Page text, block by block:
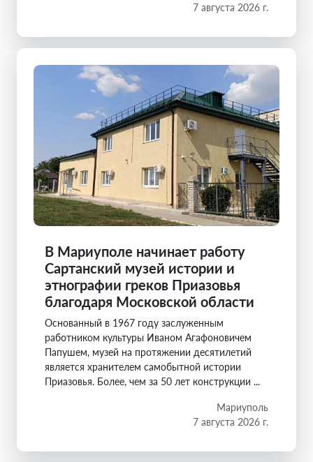
7 августа 2026 г.
В Мариуполе начинает работу
Сартанский музей истории и
этнографии греков Приазовья
благодаря Московской области
Основанный в 1967 году заслуженным
работником культуры Иваном Агафоновичем
Папушем, музей на протяжении десятилетий
является хранителем самобытной истории
Приазовья. Более, чем за 50 лет конструкции ...
Мариуполь
7 августа 2026 г.